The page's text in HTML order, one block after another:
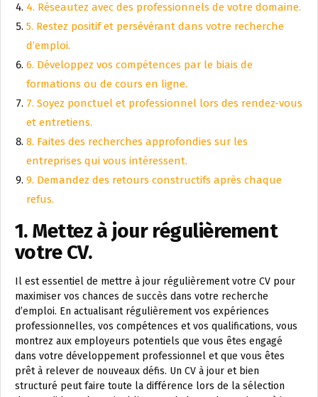
4. Réseautez avec des professionnels de votre domaine.
5. Restez positif et persévérant dans votre recherche
d’emploi.
6. Développez vos compétences par le biais de
formations ou de cours en ligne.
7. Soyez ponctuel et professionnel lors des rendez-vous
et entretiens.
8. Faites des recherches approfondies sur les
entreprises qui vous intéressent.
9. Demandez des retours constructifs après chaque
refus.
1. Mettez à jour régulièrement
votre CV.
Il est essentiel de mettre à jour régulièrement votre CV pour
maximiser vos chances de succès dans votre recherche
d’emploi. En actualisant régulièrement vos expériences
professionnelles, vos compétences et vos qualifications, vous
montrez aux employeurs potentiels que vous êtes engagé
dans votre développement professionnel et que vous êtes
prêt à relever de nouveaux défis. Un CV à jour et bien
structuré peut faire toute la différence lors de la sélection